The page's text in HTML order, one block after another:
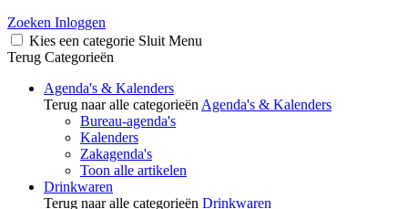
Zoeken Inloggen
Kies een categorie Sluit Menu
Terug Categorieën
Agenda's & Kalenders
Terug naar alle categorieën Agenda's & Kalenders
Bureau-agenda's
Kalenders
Zakagenda's
Toon alle artikelen
Drinkwaren
Terug naar alle categorieën Drinkwaren